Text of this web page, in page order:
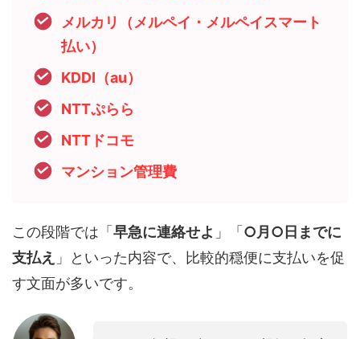
メルカリ（メルペイ・メルペイスマート
払い）
KDDI（au）
NTTぷらら
NTTドコモ
マンション管理費
この段階では「 早急に連絡せよ 」「 ○月○日までに
支払え 」といった内容で、比較的穏便に支払いを促
す文面が多いです。